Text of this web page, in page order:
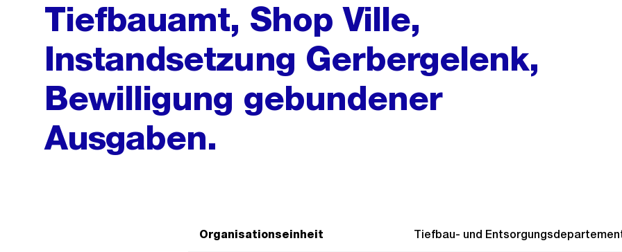
Tiefbauamt, Shop Ville,
Instandsetzung Gerbergelenk,
Bewilligung gebundener
Ausgaben.
Organisationseinheit Tiefbau- und